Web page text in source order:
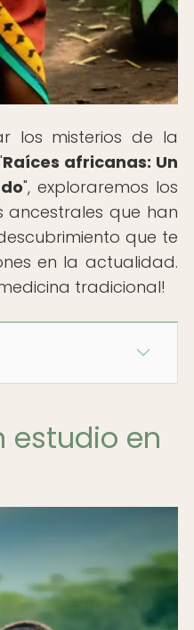
los misterios de la
Raíces africanas: Un
", exploraremos los
ancestrales que han
que te
en la actualidad.
tradicional!
estudio en